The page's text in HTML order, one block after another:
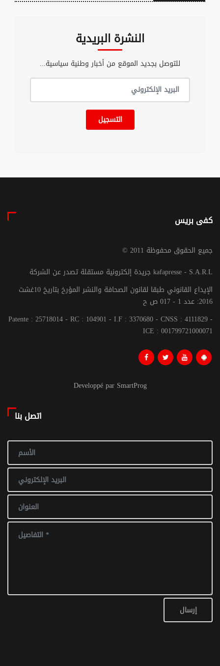
النشرة البريدية
للتوصل بجديد الموقع من أخبار وطنية سياسية...
التسجيل
كفى بريس
© جميع الحقوق محفوظة 2011
جريدة إلكترونية مستقلة تصدر عن الشركة kafapresse - S.A.R.L
الإيداع القانوني طبقا لقانون الصحافة والنشر المؤرخ بتاريخ 10غشت
2016: عدد 1 - 017 ص ح
Patente : 25718014 - RC : 104901 - I.F : 3370680 - CNSS : 4111829 -
ICE : 001799721000071
Developpé par SmartProg
اتصل بنا